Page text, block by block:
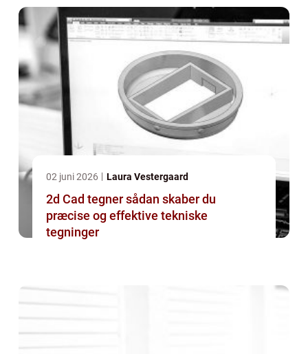
02 juni 2026 Laura Vestergaard
2d Cad tegner sådan skaber du
præcise og effektive tekniske
tegninger